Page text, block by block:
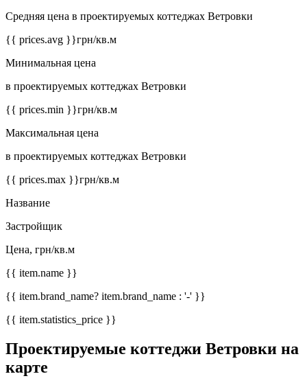
Средняя цена в проектируемых коттеджах Ветровки
{{ prices.avg }}грн/кв.м
Минимальная цена
в проектируемых коттеджах Ветровки
{{ prices.min }}грн/кв.м
Максимальная цена
в проектируемых коттеджах Ветровки
{{ prices.max }}грн/кв.м
Название
Застройщик
Цена, грн/кв.м
{{ item.name }}
{{ item.brand_name? item.brand_name : '-' }}
{{ item.statistics_price }}
Проектируемые коттеджи Ветровки на
карте